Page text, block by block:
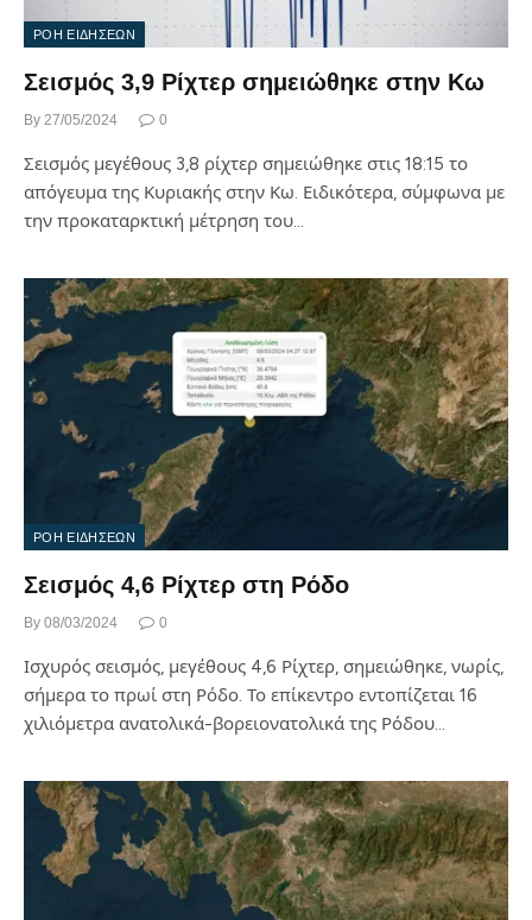
ΡΟΗ ΕΙΔΗΣΕΩΝ
Σεισμός 3,9 Ρίχτερ σημειώθηκε στην Κω
By 27/05/2024 0
Σεισμός μεγέθους 3,8 ρίχτερ σημειώθηκε στις 18:15 το
απόγευμα της Κυριακής στην Κω. Ειδικότερα, σύμφωνα με
την προκαταρκτική μέτρηση του…
ΡΟΗ ΕΙΔΗΣΕΩΝ
Σεισμός 4,6 Ρίχτερ στη Ρόδο
By 08/03/2024 0
Ισχυρός σεισμός, μεγέθους 4,6 Ρίχτερ, σημειώθηκε, νωρίς,
σήμερα το πρωί στη Ρόδο. Το επίκεντρο εντοπίζεται 16
χιλιόμετρα ανατολικά-βορειονατολικά της Ρόδου…